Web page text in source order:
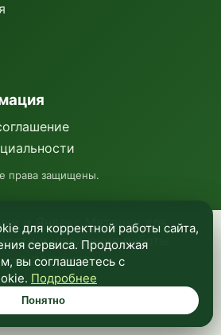
и Яндекс Метрику для
и улучшения работы
—в политике
.
Понятно
права защищены.
для корректной работы сайта,
сервиса. Продолжая
вы соглашаетесь с
Подробнее
Понятно